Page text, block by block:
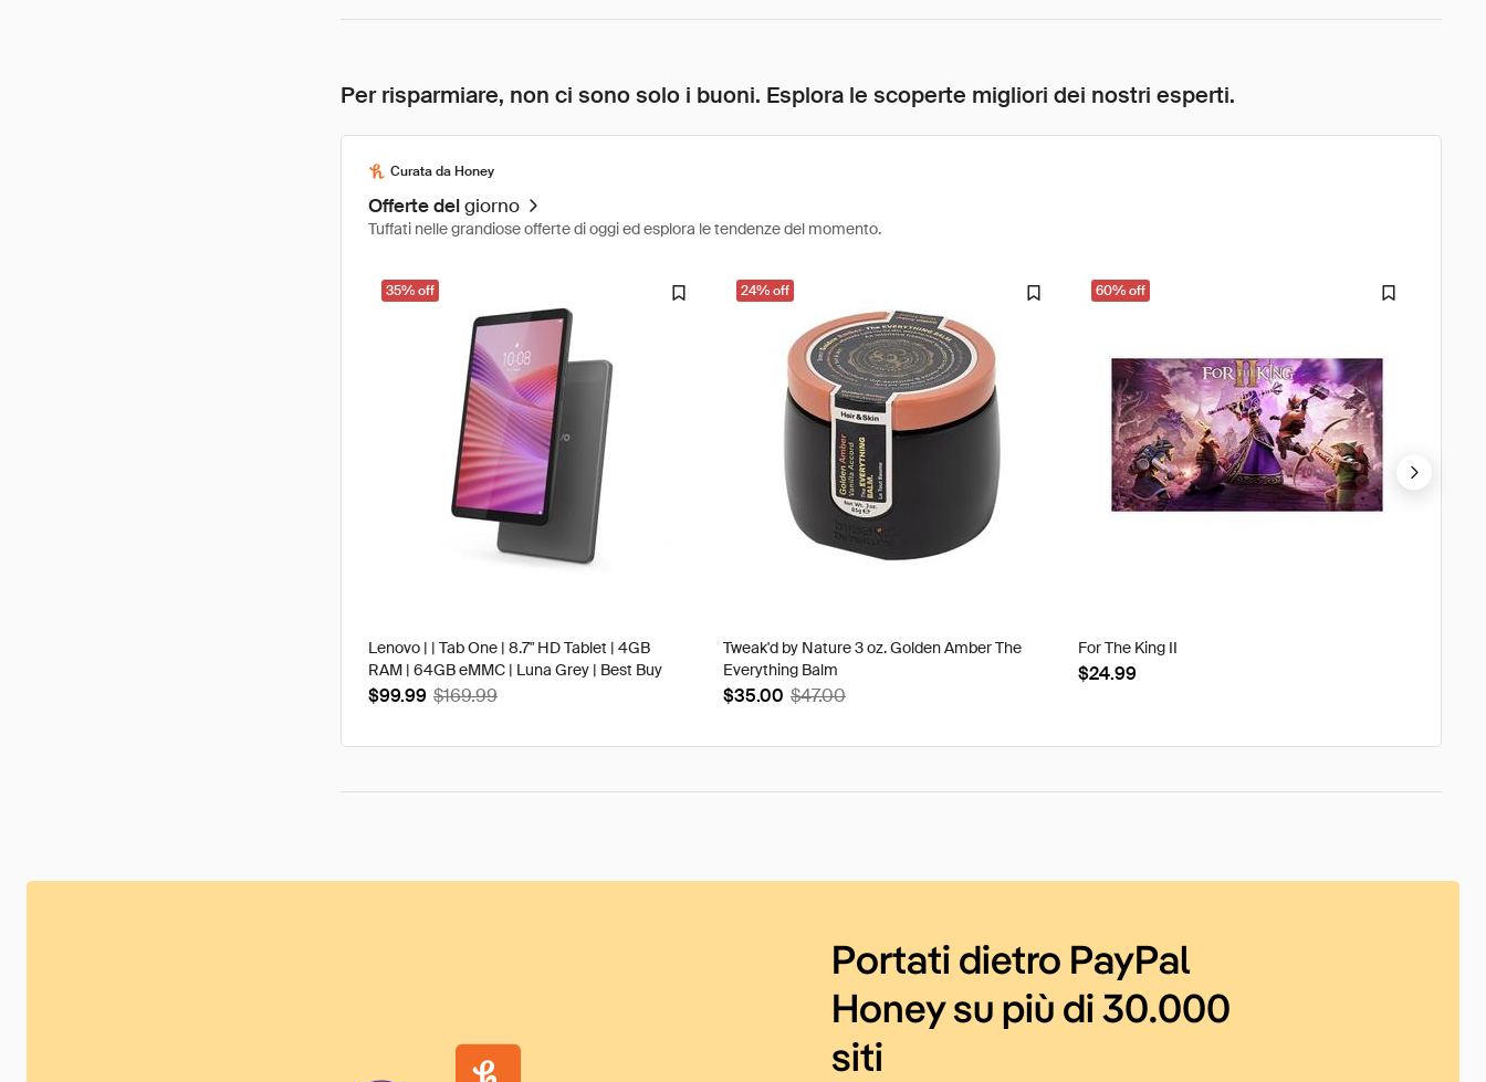
Per risparmiare, non ci sono solo i buoni. Esplora le scoperte migliori dei nostri esperti.
Curata da Honey
Offerte delgiorno
Tuffati nelle grandiose offerte di oggi ed esplora le tendenze del momento.
35% off
Lenovo | | Tab One | 8.7" HD Tablet | 4GB
RAM | 64GB eMMC | Luna Grey | Best Buy
$99.99 $169.99
24% off
Tweak'd by Nature 3 oz. Golden Amber The
Everything Balm
$35.00 $47.00
60% off
For The King II
$24.99
Portati dietro PayPal
Honey su più di 30.000
siti